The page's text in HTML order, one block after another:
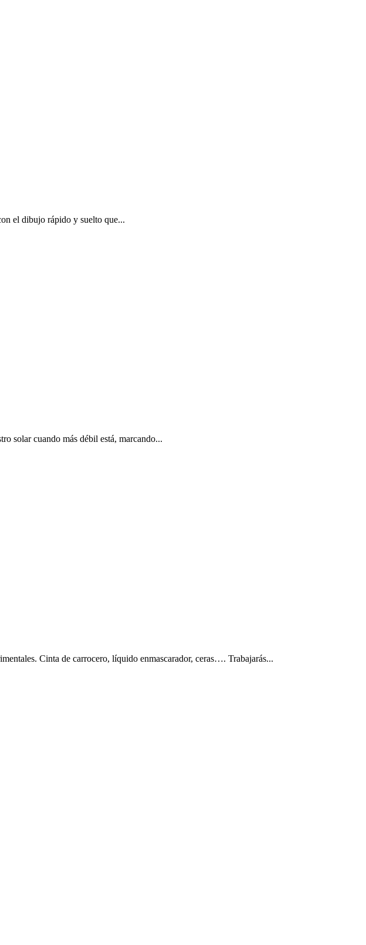
el dibujo rápido y suelto que...
solar cuando más débil está, marcando...
Cinta de carrocero, líquido enmascarador, ceras…. Trabajarás...